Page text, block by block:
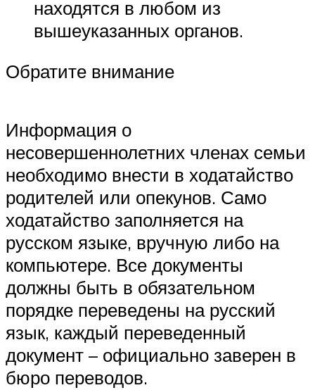
находятся в любом из
вышеуказанных органов.
Обратите внимание
Информация о
несовершеннолетних членах семьи
необходимо внести в ходатайство
родителей или опекунов. Само
ходатайство заполняется на
русском языке, вручную либо на
компьютере. Все документы
должны быть в обязательном
порядке переведены на русский
язык, каждый переведенный
документ – официально заверен в
бюро переводов.